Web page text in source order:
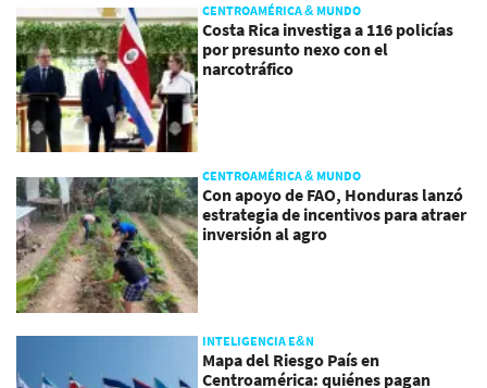
CENTROAMÉRICA & MUNDO
Costa Rica investiga a 116 policías
por presunto nexo con el
narcotráfico
CENTROAMÉRICA & MUNDO
Con apoyo de FAO, Honduras lanzó
estrategia de incentivos para atraer
inversión al agro
INTELIGENCIA E&N
Mapa del Riesgo País en
Centroamérica: quiénes pagan